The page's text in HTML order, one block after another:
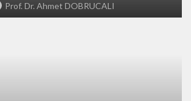
Prof. Dr. Ahmet DOBRUCALI